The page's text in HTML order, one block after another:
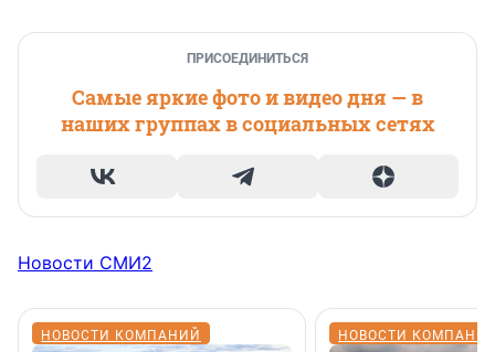
ПРИСОЕДИНИТЬСЯ
Самые яркие фото и видео дня — в
наших группах в социальных сетях
Новости СМИ2
НОВОСТИ КОМПАНИЙ НОВОСТИ